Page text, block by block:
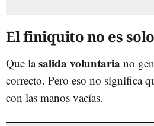
El finiquito no es
Que lasalida voluntaria no
correcto. Pero eso no significa
con las manos vacías.